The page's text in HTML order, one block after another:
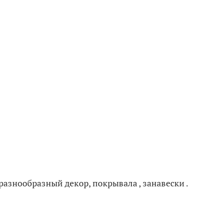
декор, покрывала , занавески .